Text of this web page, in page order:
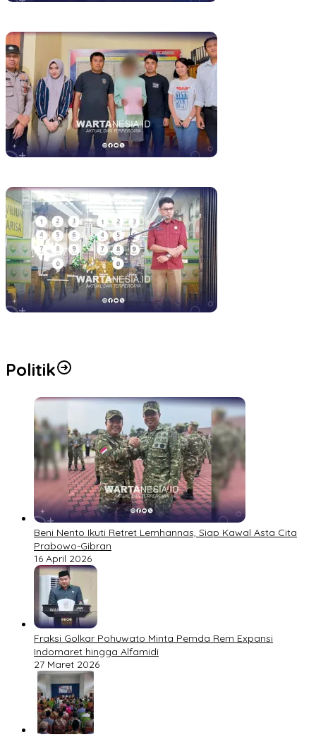
Politik
Beni Nento Ikuti Retret Lemhannas, Siap Kawal Asta Cita
Prabowo-Gibran
16 April 2026
Fraksi Golkar Pohuwato Minta Pemda Rem Expansi
Indomaret hingga Alfamidi
27 Maret 2026